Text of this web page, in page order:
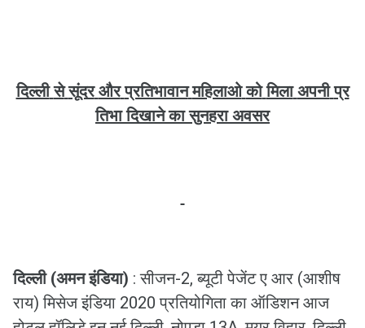
दिल्ली से सूंदर और प्रतिभावान महिलाओ को मिला अपनी प्र
तिभा दिखाने का सुनहरा अवसर
दिल्ली (अमन इंडिया) :सीजन-2, ब्यूटी पेजेंट ए आर (आशीष
राय) मिसेज इंडिया 2020 प्रतियोगिता का ऑडिशन आज